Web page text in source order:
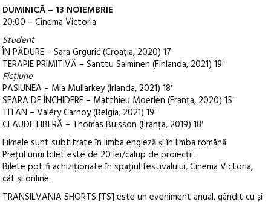
DUMINICĂ – 13 NOIEMBRIE
20:00 – Cinema Victoria
Student
ÎN PĂDURE – Sara Grgurić (Croația, 2020) 17′
TERAPIE PRIMITIVĂ – Santtu Salminen (Finlanda, 2021) 19′
Ficțiune
PASIUNEA – Mia Mullarkey (Irlanda, 2021) 18′
SEARA DE ÎNCHIDERE – Matthieu Moerlen (Franța, 2020) 15′
TITAN – Valéry Carnoy (Belgia, 2021) 19′
CLAUDE LIBERĂ – Thomas Buisson (Franța, 2019) 18′
Filmele sunt subtitrate în limba engleză ṣi în limba română.
Prețul unui bilet este de 20 lei/calup de proiecții.
Bilete pot fi achiziționate în spațiul festivalului, Cinema Victoria,
cât și online.
TRANSILVANIA SHORTS [TS] este un eveniment anual, gândit cu și